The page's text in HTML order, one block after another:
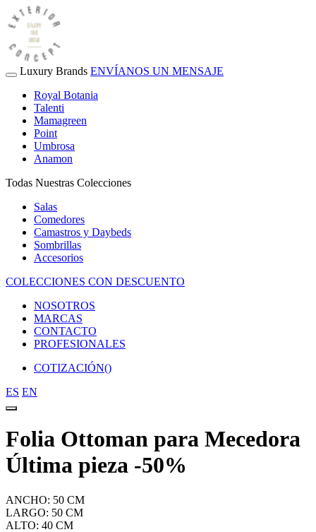
Luxury Brands ENVÍANOS UN MENSAJE
Royal Botania
Talenti
Mamagreen
Point
Umbrosa
Anamon
Todas Nuestras Colecciones
Salas
Comedores
Camastros y Daybeds
Sombrillas
Accesorios
COLECCIONES CON DESCUENTO
NOSOTROS
MARCAS
CONTACTO
PROFESIONALES
COTIZACIÓN()
ES EN
Folia Ottoman para Mecedora
Última pieza -50%
ANCHO: 50 CM
LARGO: 50 CM
ALTO: 40 CM